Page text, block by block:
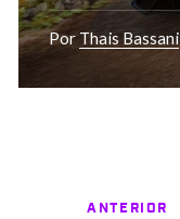
Por Thais Bassani
ANTERIOR